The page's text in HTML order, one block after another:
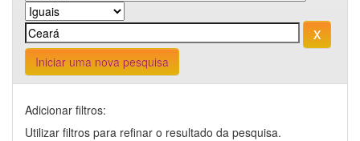
Iniciar uma nova pesquisa
Adicionar filtros:
Utilizar filtros para refinar o resultado da pesquisa.